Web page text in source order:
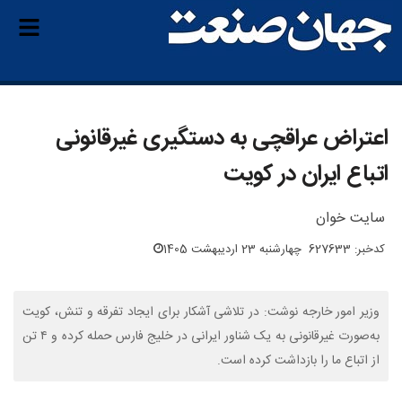
اعتراض عراقچی به دستگیری غیرقانونی
اتباع ایران در کویت
سایت خوان
کدخبر: 627633 چهارشنبه 23 اردیبهشت 1405
وزیر امور خارجه نوشت: در تلاشی آشکار برای ایجاد تفرقه و تنش، کویت
به‌صورت غیرقانونی به یک شناور ایرانی در خلیج فارس حمله کرده و ۴ تن
از اتباع ما را بازداشت کرده است.